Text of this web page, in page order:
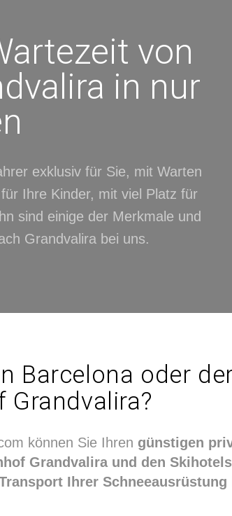
von
in nur
exklusiv für Sie, mit Warten
Ihre Kinder, mit viel Platz für
sind einige der Merkmale und
Grandvalira bei uns.
Barcelona oder
Grandvalira?
können Sie Ihren günstigen
Grandvalira und den Skihotels
Ihrer